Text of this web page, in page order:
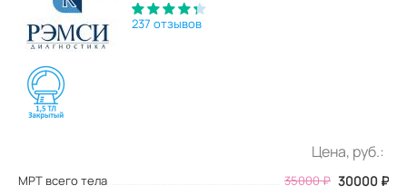
237 отзывов
Цена, руб.:
МРТ всего тела 35000₽ 30000 ₽